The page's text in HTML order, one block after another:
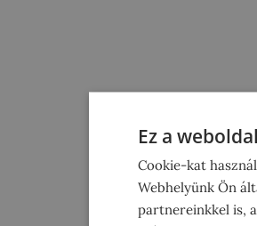
Ez a
Cookie-kat
Webhelyünk Ön
partnereinkkel is,